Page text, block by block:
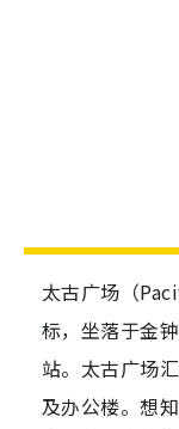
太古广场（
标，坐落于金
站。太古广场
及办公楼。想